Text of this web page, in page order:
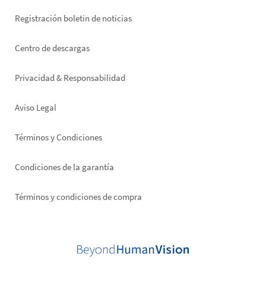
Registración boletin de noticias
Footer
Centro de descargas
Privacidad & Responsabilidad
Aviso Legal
Términos y Condiciones
Condiciones de la garantía
Términos y condiciones de compra